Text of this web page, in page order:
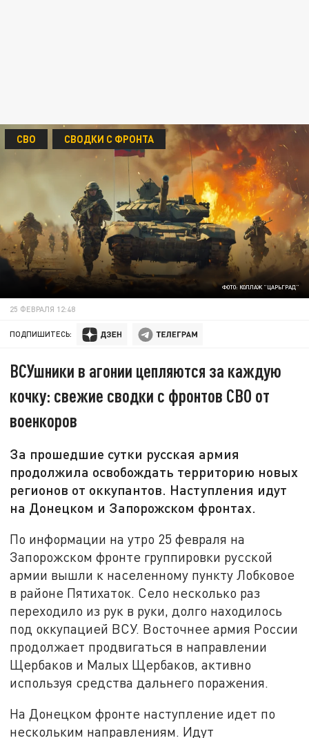
ФОТО: КОЛЛАЖ "ЦАРЬГРАД"
СВО СВОДКИ С ФРОНТА
25 ФЕВРАЛЯ 12:48
ПОДПИШИТЕСЬ:
ВСУшники в агонии цепляются за каждую
кочку: свежие сводки с фронтов СВО от
военкоров
За прошедшие сутки русская армия
продолжила освобождать территорию новых
регионов от оккупантов. Наступления идут
на Донецком и Запорожском фронтах.
По информации на утро 25 февраля на
Запорожском фронте группировки русской
армии вышли к населенному пункту Лобковое
в районе Пятихаток. Село несколько раз
переходило из рук в руки, долго находилось
под оккупацией ВСУ. Восточнее армия России
продолжает продвигаться в направлении
Щербаков и Малых Щербаков, активно
используя средства дальнего поражения.
На Донецком фронте наступление идет по
нескольким направлениям. Идут